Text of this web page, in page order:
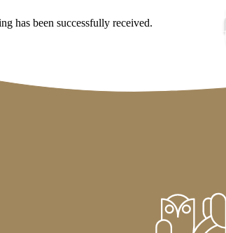
has been successfully received.